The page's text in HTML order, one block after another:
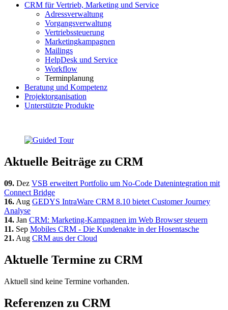
CRM für Vertrieb, Marketing und Service
Adressverwaltung
Vorgangsverwaltung
Vertriebssteuerung
Marketingkampagnen
Mailings
HelpDesk und Service
Workflow
Terminplanung
Beratung und Kompetenz
Projektorganisation
Unterstützte Produkte
Aktuelle Beiträge zu CRM
09. Dez VSB erweitert Portfolio um No-Code Datenintegration mit
Connect Bridge
16. Aug GEDYS IntraWare CRM 8.10 bietet Customer Journey
Analyse
14. Jan CRM: Marketing-Kampagnen im Web Browser steuern
11. Sep Mobiles CRM - Die Kundenakte in der Hosentasche
21. Aug CRM aus der Cloud
Aktuelle Termine zu CRM
Aktuell sind keine Termine vorhanden.
Referenzen zu CRM